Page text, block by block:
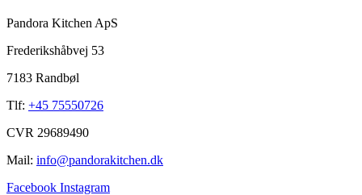
Pandora Kitchen ApS
Frederikshåbvej 53
7183 Randbøl
Tlf: +45 75550726
CVR 29689490
Mail: info@pandorakitchen.dk
Facebook Instagram